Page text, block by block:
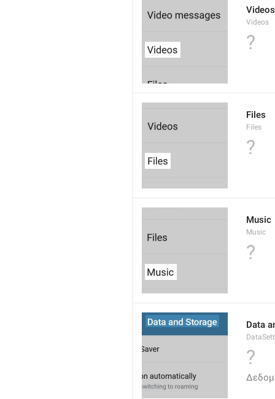
Videos
Videos
?
Files
Files
?
Music
Music
?
Data
?